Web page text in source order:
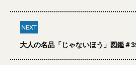
NEXT
大人の名品「じゃないほう」図鑑